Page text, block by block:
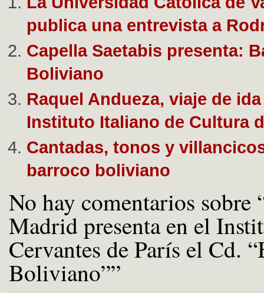
publica una entrevista a
Capella Saetabis presenta:
Boliviano
Raquel Andueza, viaje de
Instituto Italiano de Cultura
Cantadas, tonos y
barroco boliviano
No hay comentarios sobre
Madrid presenta en el
Cervantes de París el Cd.
Boliviano””